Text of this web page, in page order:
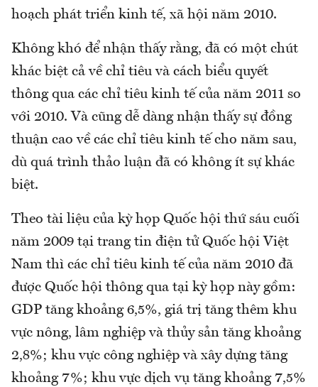
hoạch phát triển kinh tế, xã hội năm 2010.
Không khó để nhận thấy rằng, đã có một chút
khác biệt cả về chỉ tiêu và cách biểu quyết
thông qua các chỉ tiêu kinh tế của năm 2011 so
với 2010. Và cũng dễ dàng nhận thấy sự đồng
thuận cao về các chỉ tiêu kinh tế cho năm sau,
dù quá trình thảo luận đã có không ít sự khác
biệt.
Theo tài liệu của kỳ họp Quốc hội thứ sáu cuối
năm 2009 tại trang tin điện tử Quốc hội Việt
Nam thì các chỉ tiêu kinh tế của năm 2010 đã
được Quốc hội thông qua tại kỳ họp này gồm:
GDP tăng khoảng 6,5%, giá trị tăng thêm khu
vực nông, lâm nghiệp và thủy sản tăng khoảng
2,8%; khu vực công nghiệp và xây dựng tăng
khoảng 7%; khu vực dịch vụ tăng khoảng 7,5%